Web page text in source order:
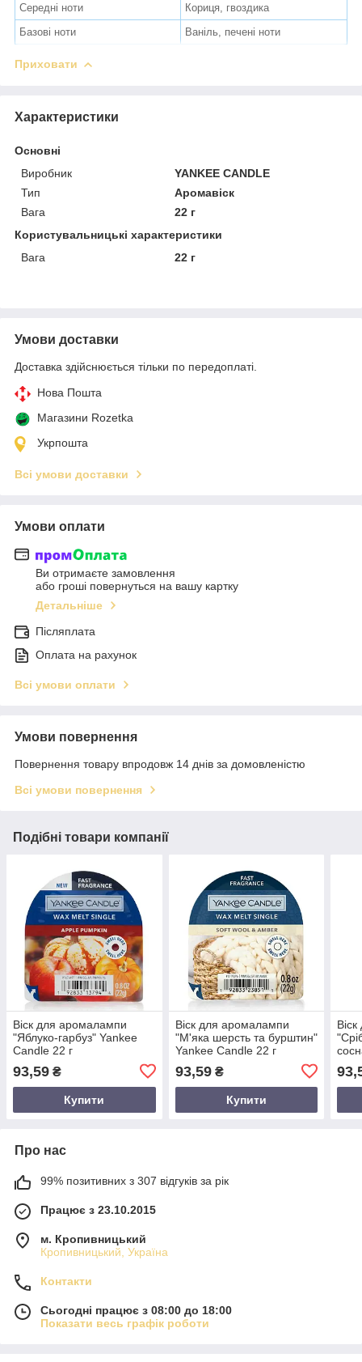
Середні ноти
Кориця, гвоздика
Базові ноти
Ваніль, печені ноти
Приховати
Характеристики
Основні
Виробник
YANKEE CANDLE
Тип
Аромавіск
Вага
22 г
Користувальницькі характеристики
Вага
22 г
Умови доставки
Доставка здійснюється тільки по передоплаті.
Нова Пошта
Магазини Rozetka
Укрпошта
Всі умови доставки
Умови оплати
Ви отримаєте замовлення
або гроші повернуться на вашу картку
Детальніше
Післяплата
Оплата на рахунок
Всі умови оплати
Умови повернення
Повернення товару впродовж 14 днів за домовленістю
Всі умови повернення
Подібні товари компанії
Віск для аромалампи
"Яблуко-гарбуз" Yankee
Candle 22 г
93,59 ₴
Купити
Віск для аромалампи
"М'яка шерсть та бурштин"
Yankee Candle 22 г
93,59₴
Купити
Про нас
99% позитивних з 307 відгуків за рік
Працює з 23.10.2015
м. Кропивницький
Кропивницький, Україна
Контакти
Сьогодні працює з 08:00 до 18:00
Показати весь графік роботи